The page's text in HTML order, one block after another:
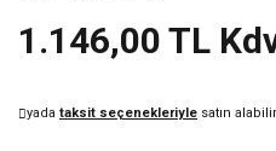
1.146,00 TL
yada taksit seçenekleriyle satın